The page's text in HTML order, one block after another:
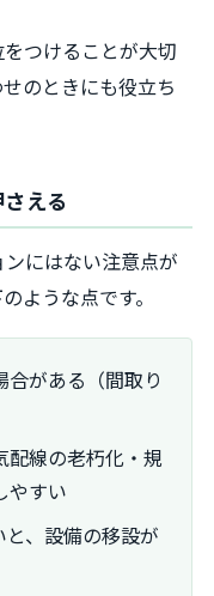
つけることが大切
のときにも役立ち
える
にはない注意点が
ような点です。
がある（間取り
配線の老朽化・規
やすい
、設備の移設が